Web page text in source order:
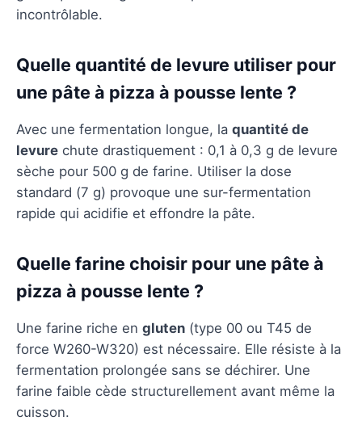
incontrôlable.
Quelle quantité de levure utiliser pour
une pâte à pizza à pousse lente ?
Avec une fermentation longue, la quantité de
levure chute drastiquement : 0,1 à 0,3 g de levure
sèche pour 500 g de farine. Utiliser la dose
standard (7 g) provoque une sur-fermentation
rapide qui acidifie et effondre la pâte.
Quelle farine choisir pour une pâte à
pizza à pousse lente ?
Une farine riche en gluten (type 00 ou T45 de
force W260-W320) est nécessaire. Elle résiste à la
fermentation prolongée sans se déchirer. Une
farine faible cède structurellement avant même la
cuisson.